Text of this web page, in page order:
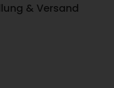
& Versand